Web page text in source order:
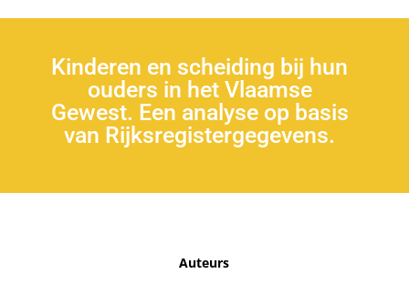
Kinderen en scheiding bij hun
ouders in het Vlaamse
Gewest. Een analyse op basis
van Rijksregistergegevens.
Auteurs